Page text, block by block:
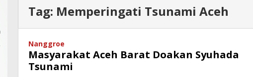
Tag: Memperingati Tsunami Aceh
Nanggroe
Masyarakat Aceh Barat Doakan Syuhada
Tsunami